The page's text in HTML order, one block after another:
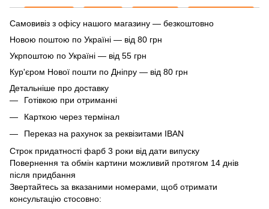
Самовивіз з офісу нашого магазину — безкоштовно
Новою поштою по Україні — від 80 грн
Укрпоштою по Україні — від 55 грн
Кур'єром Нової пошти по Дніпру — від 80 грн
Детальніше про доставку
Готівкою при отриманні
Карткою через термінал
Переказ на рахунок за реквізитами IBAN
Строк придатності фарб 3 роки від дати випуску
Повернення та обмін картини можливий протягом 14 днів
після придбання
Звертайтесь за вказаними номерами, щоб отримати
консультацію стосовно: